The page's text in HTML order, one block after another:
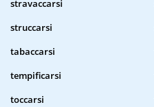
stravaccarsi
struccarsi
tabaccarsi
tempificarsi
toccarsi